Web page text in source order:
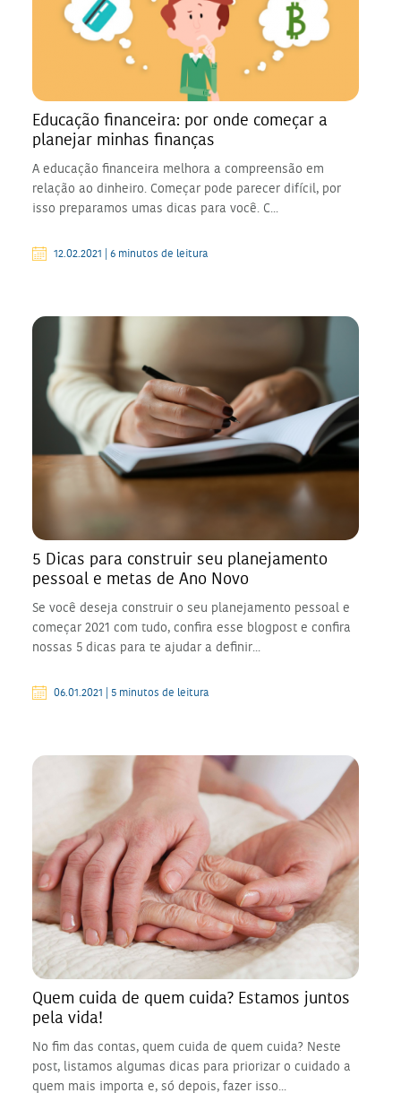
Educação financeira: por onde começar a
planejar minhas finanças
A educação financeira melhora a compreensão em
relação ao dinheiro. Começar pode parecer difícil, por
isso preparamos umas dicas para você. C...
12.02.2021 | 6 minutos de leitura
5 Dicas para construir seu planejamento
pessoal e metas de Ano Novo
Se você deseja construir o seu planejamento pessoal e
começar 2021 com tudo, confira esse blogpost e confira
nossas 5 dicas para te ajudar a definir...
06.01.2021 | 5 minutos de leitura
Quem cuida de quem cuida? Estamos juntos
pela vida!
No fim das contas, quem cuida de quem cuida? Neste
post, listamos algumas dicas para priorizar o cuidado a
quem mais importa e, só depois, fazer isso...